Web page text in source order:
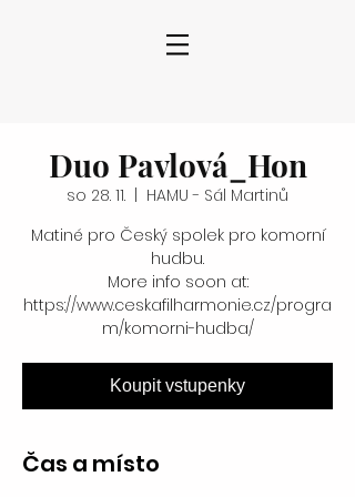
Duo Pavlová_Hon
so 28. 11.
HAMU - Sál Martinů
Matiné pro Český spolek pro komorní
hudbu.
More info soon at:
https://www.ceskafilharmonie.cz/progra
m/komorni-hudba/
Koupit vstupenky
Čas a místo